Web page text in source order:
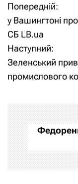
Н
а
в
і
а
ц
і
Попередній:
у Вашингтоні
СБ LB.ua
Наступний:
Зеленський
промислового